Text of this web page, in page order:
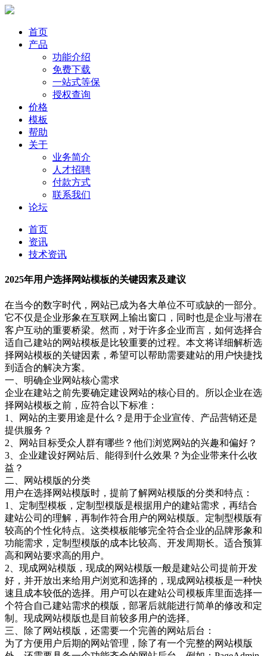
首页
产品
功能介绍
免费下载
一站式等保
授权查询
价格
模板
帮助
关于
业务简介
人才招聘
付款方式
联系我们
论坛
首页
资讯
技术资讯
2025年用户选择网站模板的关键因素及建议
在当今的数字时代，网站已成为各大单位不可或缺的一部分。
它不仅是企业形象在互联网上输出窗口，同时也是企业与潜在
客户互动的重要桥梁。然而，对于许多企业而言，如何选择合
适自己建站的网站模板是比较重要的过程。本文将详细解析选
择网站模板的关键因素，希望可以帮助需要建站的用户快捷找
到适合的解决方案。
一、明确企业网站核心需求
企业在建站之前先要确定建设网站的核心目的。所以企业在选
择网站模板之前，应符合以下标准：
1、网站的主要用途是什么？是用于企业宣传、产品营销还是
提供服务？
2、网站目标受众人群有哪些？他们浏览网站的兴趣和偏好？
3、企业建设好网站后、能得到什么效果？为企业带来什么收
益？
二、网站模版的分类
用户在选择网站模版时，提前了解网站模版的分类和特点：
1、定制型模板，定制型模版是根据用户的建站需求，再结合
建站公司的理解，再制作符合用户的网站模版。定制型模版有
较高的个性化特点。这类模板能够完全符合企业的品牌形象和
功能需求，定制型模版的成本比较高、开发周期长。适合预算
高和网站要求高的用户。
2、现成网站模版，现成的网站模版一般是建站公司提前开发
好，并开放出来给用户浏览和选择的，现成网站模板是一种快
速且成本较低的选择。用户可以在建站公司模板库里面选择一
个符合自己建站需求的模版，部署后就能进行简单的修改和定
制。现成网站模版也是目前较多用户的选择。
三、除了网站模版，还需要一个完善的网站后台：
为了方便用户后期的网站管理，除了有一个完整的网站模版